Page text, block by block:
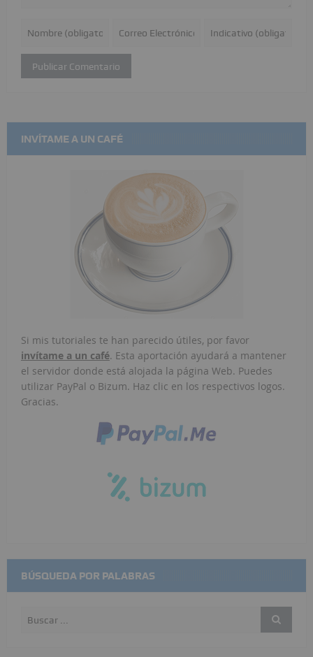
INVÍTAME A UN CAFÉ
Si mis tutoriales te han parecido útiles, por favor
invítame a un café. Esta aportación ayudará a mantener
el servidor donde está alojada la página Web. Puedes
utilizar PayPal o Bizum. Haz clic en los respectivos logos.
Gracias.
BÚSQUEDA POR PALABRAS